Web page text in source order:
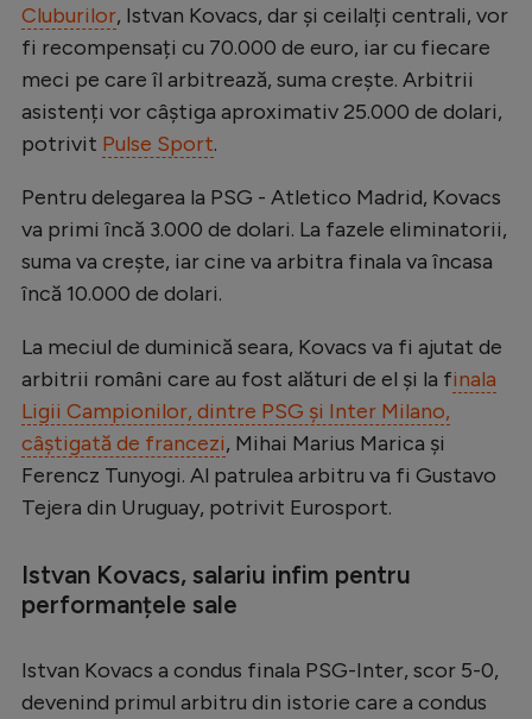
Clasamente
Tenis
Handbal
Natație
Formula 1
Auto
Rugby
Ciclism
Alte sporturi
JO 2026
Cluburilor, Istvan Kovacs, dar și ceilalți centrali, vor
fi recompensați cu 70.000 de euro, iar cu fiecare
meci pe care îl arbitrează, suma crește. Arbitrii
asistenți vor câștiga aproximativ 25.000 de dolari,
potrivit Pulse Sport.
Pentru delegarea la PSG - Atletico Madrid, Kovacs
va primi încă 3.000 de dolari. La fazele eliminatorii,
suma va crește, iar cine va arbitra finala va încasa
încă 10.000 de dolari.
La meciul de duminică seara, Kovacs va fi ajutat de
arbitrii români care au fost alături de el și la finala
Ligii Campionilor, dintre PSG și Inter Milano,
câștigată de francezi, Mihai Marius Marica și
Ferencz Tunyogi. Al patrulea arbitru va fi Gustavo
Tejera din Uruguay, potrivit Eurosport.
Istvan Kovacs, salariu infim pentru
performanțele sale
Istvan Kovacs a condus finala PSG-Inter, scor 5-0,
devenind primul arbitru din istorie care a condus